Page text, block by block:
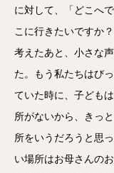
に対して、「どこへ
こに行きたいですか
考えたあと、小さな
た。もう私たちはび
ていた時に、子ども
所がないから、きっ
所をいうだろうと思
い場所はお母さんの